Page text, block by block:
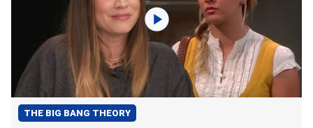
THE BIG BANG THEORY